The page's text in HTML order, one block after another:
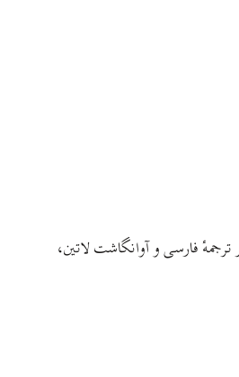
فارسی و آوانگاشت لاتین،